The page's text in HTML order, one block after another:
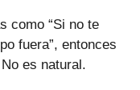
como “Si no te
fuera”, entonces
es natural.